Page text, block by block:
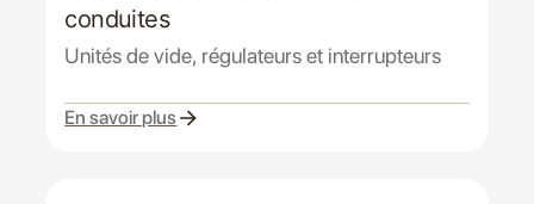
conduites
Unités de vide, régulateurs et interrupteurs
En savoir plus